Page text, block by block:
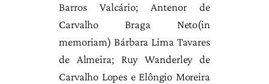
Barros Valcário; Antenor de
Carvalho Braga Neto(in
memoriam) Bárbara Lima Tavares
de Almeira; Ruy Wanderley de
Carvalho Lopes e Elôngio Moreira